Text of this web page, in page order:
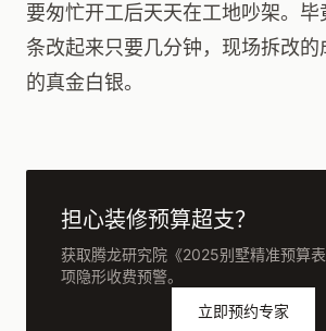
要匆忙开工后天天在工地吵架。
条改起来只要几分钟，现场拆改的
的真金白银。
担心装修预算超支？
获取腾龙研究院《2025别墅精准预算
项隐形收费预警。
立即预约专家